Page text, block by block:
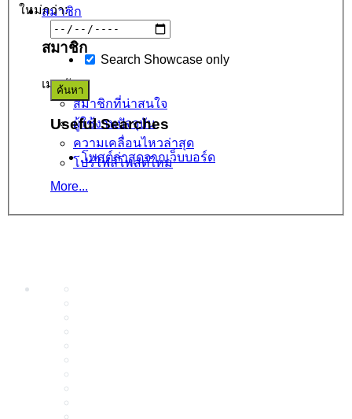
สมาชิก
สมาชิก
เมนูลัด
สมาชิกที่น่าสนใจ
ผู้ใช้งานปัจจุบัน
ความเคลื่อนไหวล่าสุด
โปรไฟล์โพสต์ใหม่
ใหม่กว่า:
Search Showcase only
Useful Searches
โพสต์ล่าสุดจากเว็บบอร์ด
More...